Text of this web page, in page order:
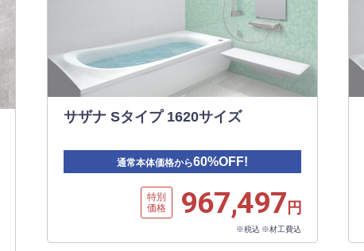
サザナ Sタイプ 1620サイズ
通常本体価格から60%OFF!
特別
価格
967,497円
※税込 ※材工費込